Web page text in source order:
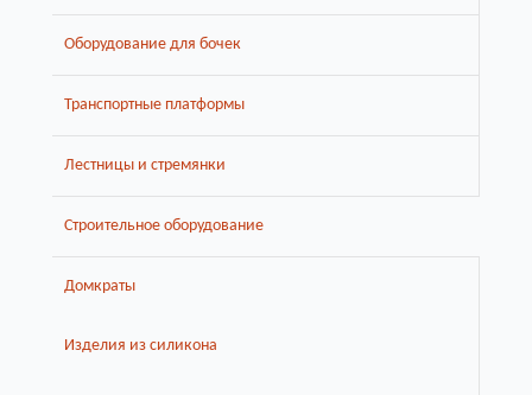
Оборудование для бочек
Транспортные платформы
Лестницы и стремянки
Строительное оборудование
Домкраты
Изделия из силикона